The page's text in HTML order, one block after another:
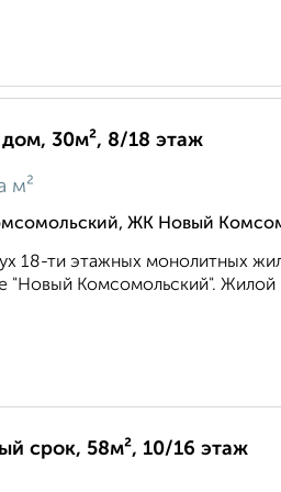
30м², 8/18 этаж
м²
ЖК Новый
18-ти этажных монолитных
"Новый Комсомольский". Жилой
срок, 58м², 10/16 этаж